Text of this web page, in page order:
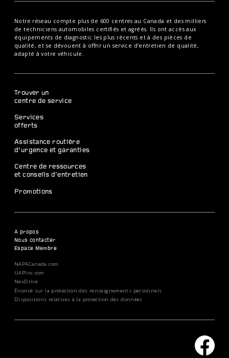
Notre réseau compte plus de 600 centres au Canada et des milliers
de techniciens automobiles certifiés et agréés. Ils ont accès aux
équipements de diagnostic les plus récents et à des pièces de
qualité, et se dévouent à offrir un service d’entretien de qualité,
adapté à votre véhicule.
Trouver un
centre de service
Services
offerts
Assistance routière
d’urgence et garanties
Centre de ressources
et conseils d’entretien
Promotions
À propos
Nous contacter
Espace Membre
NAPACanada.com
UAPInc.com
NexDrive
Énoncé sur la protection des renseignements personnels
Dispositions relatives à la protection des données